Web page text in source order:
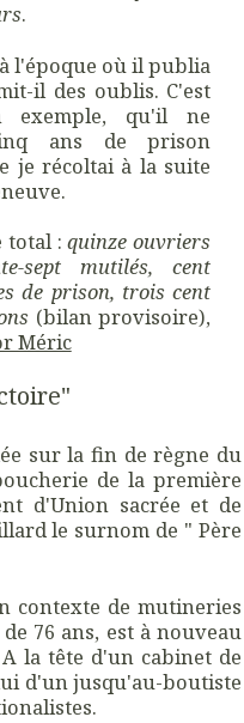
.
l'époque où il publia
il des oublis. C'est
exemple, qu'il ne
ans de prison
je récoltai à la suite
total :quinze ouvriers
sept mutilés, cent
de prison, trois cent
(bilan provisoire),
Méric
sur la fin de règne du
de la première
d'Union sacrée et de
le surnom de " Père
contexte de mutineries
76 ans, est à nouveau
la tête d'un cabinet de
d'un jusqu'au-boutiste